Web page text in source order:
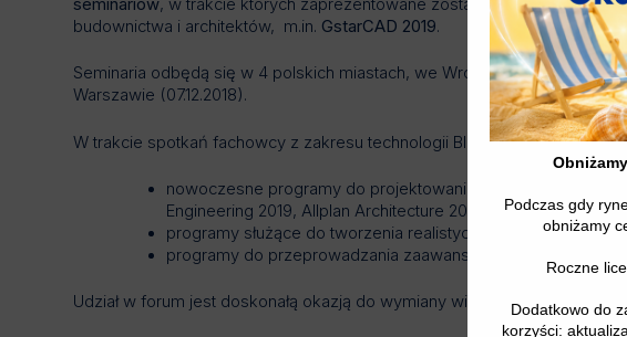
seminariów, w trakcie których zaprezentowane zostaną najnowsze
budownictwa i architektów, m.in. GstarCAD 2019.
Seminaria odbędą się w 4 polskich miastach, we Wrocławiu (16.11.2018),
Warszawie (07.12.2018).
W trakcie spotkań fachowcy z zakresu technologii BIM przedstawią:
nowoczesne programy do projektowania konstrukcji i
Engineering 2019, Allplan Architecture 2019)
programy służące do tworzenia realistycznych wizualizacji
programy do przeprowadzania zaawansowanych analiz
Udział w forum jest doskonałą okazją do wymiany wiedzy,